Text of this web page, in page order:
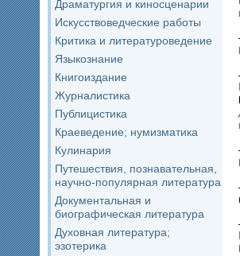
Драматургия и киносценарии
Искусствоведческие работы
Критика и литературоведение
Языкознание
Книгоиздание
Журналистика
Публицистика
Краеведение; нумизматика
Кулинария
Путешествия, познавательная,
научно-популярная литература
Документальная и
биографическая литература
Духовная литература;
эзотерика